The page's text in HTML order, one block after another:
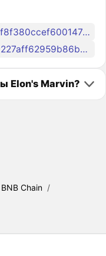
0x54017fda0ff8f380ccef600147a66d2e262d6b17
0x81c159f7abaa9139227aff62959b86b4141f6eb2
Elon's Marvin?
Chain /